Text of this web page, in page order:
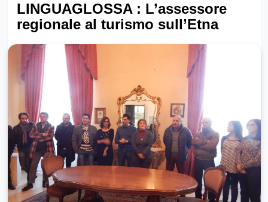
LINGUAGLOSSA : L’assessore
regionale al turismo sull’Etna